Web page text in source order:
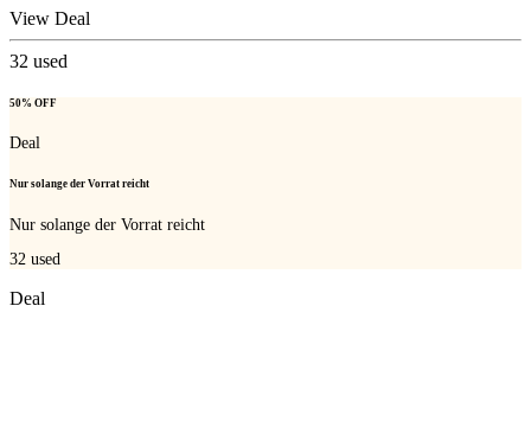
View Deal
32 used
50% OFF
Deal
Nur solange der Vorrat reicht
Nur solange der Vorrat reicht
32 used
Deal